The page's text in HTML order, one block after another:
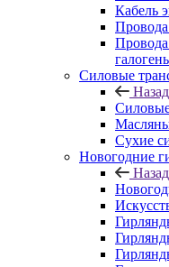
Кабель
Силовые
Назад
Сухие
Новогодние
Назад